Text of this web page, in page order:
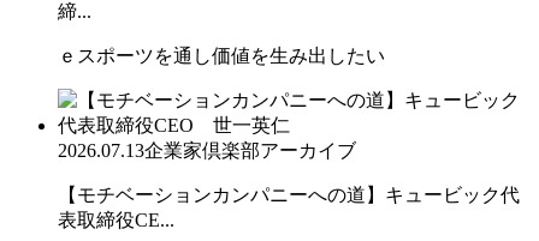
締...
ｅスポーツを通し価値を生み出したい
2026.07.13企業家倶楽部アーカイブ
【モチベーションカンパニーへの道】キュービック代
表取締役CE...